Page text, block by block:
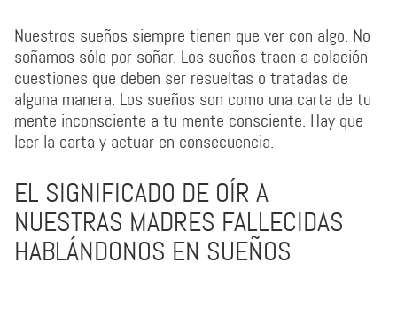
Nuestros sueños siempre tienen que ver con algo. No
soñamos sólo por soñar. Los sueños traen a colación
cuestiones que deben ser resueltas o tratadas de
alguna manera. Los sueños son como una carta de tu
mente inconsciente a tu mente consciente. Hay que
leer la carta y actuar en consecuencia.
EL SIGNIFICADO DE OÍR A
NUESTRAS MADRES FALLECIDAS
HABLÁNDONOS EN SUEÑOS